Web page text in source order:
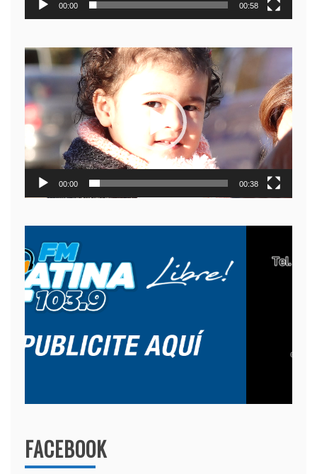
00:00 00:58
Reproductor
de
video
00:00 00:38
FACEBOOK